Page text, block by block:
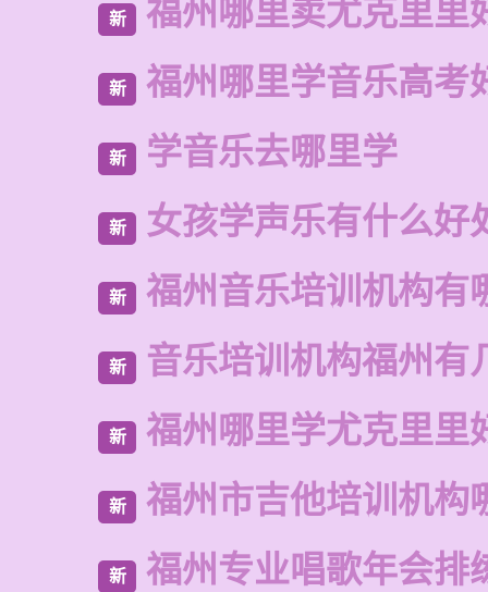
新 福州哪里卖尤克里里
新 福州哪里学音乐高考
新 学音乐去哪里学
新 女孩学声乐有什么好
新 福州音乐培训机构有
新 音乐培训机构福州有
新 福州哪里学尤克里里
新 福州市吉他培训机构
新 福州专业唱歌年会排